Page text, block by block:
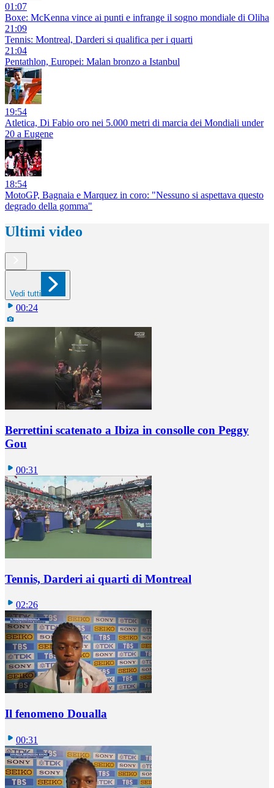
01:07
Boxe: McKenna vince ai punti e infrange il sogno mondiale di Oliha
21:09
Tennis: Montreal, Darderi si qualifica per i quarti
21:04
Pentathlon, Europei: Malan bronzo a Istanbul
19:54
Atletica, Di Fabio oro nei 5.000 metri di marcia dei Mondiali under
20 a Eugene
18:54
MotoGP, Bagnaia e Marquez in coro: "Nessuno si aspettava questo
degrado della gomma"
Ultimi video
Vedi tutti
00:24
Berrettini scatenato a Ibiza in consolle con Peggy
Gou
00:31
Tennis, Darderi ai quarti di Montreal
02:26
Il fenomeno Doualla
00:31